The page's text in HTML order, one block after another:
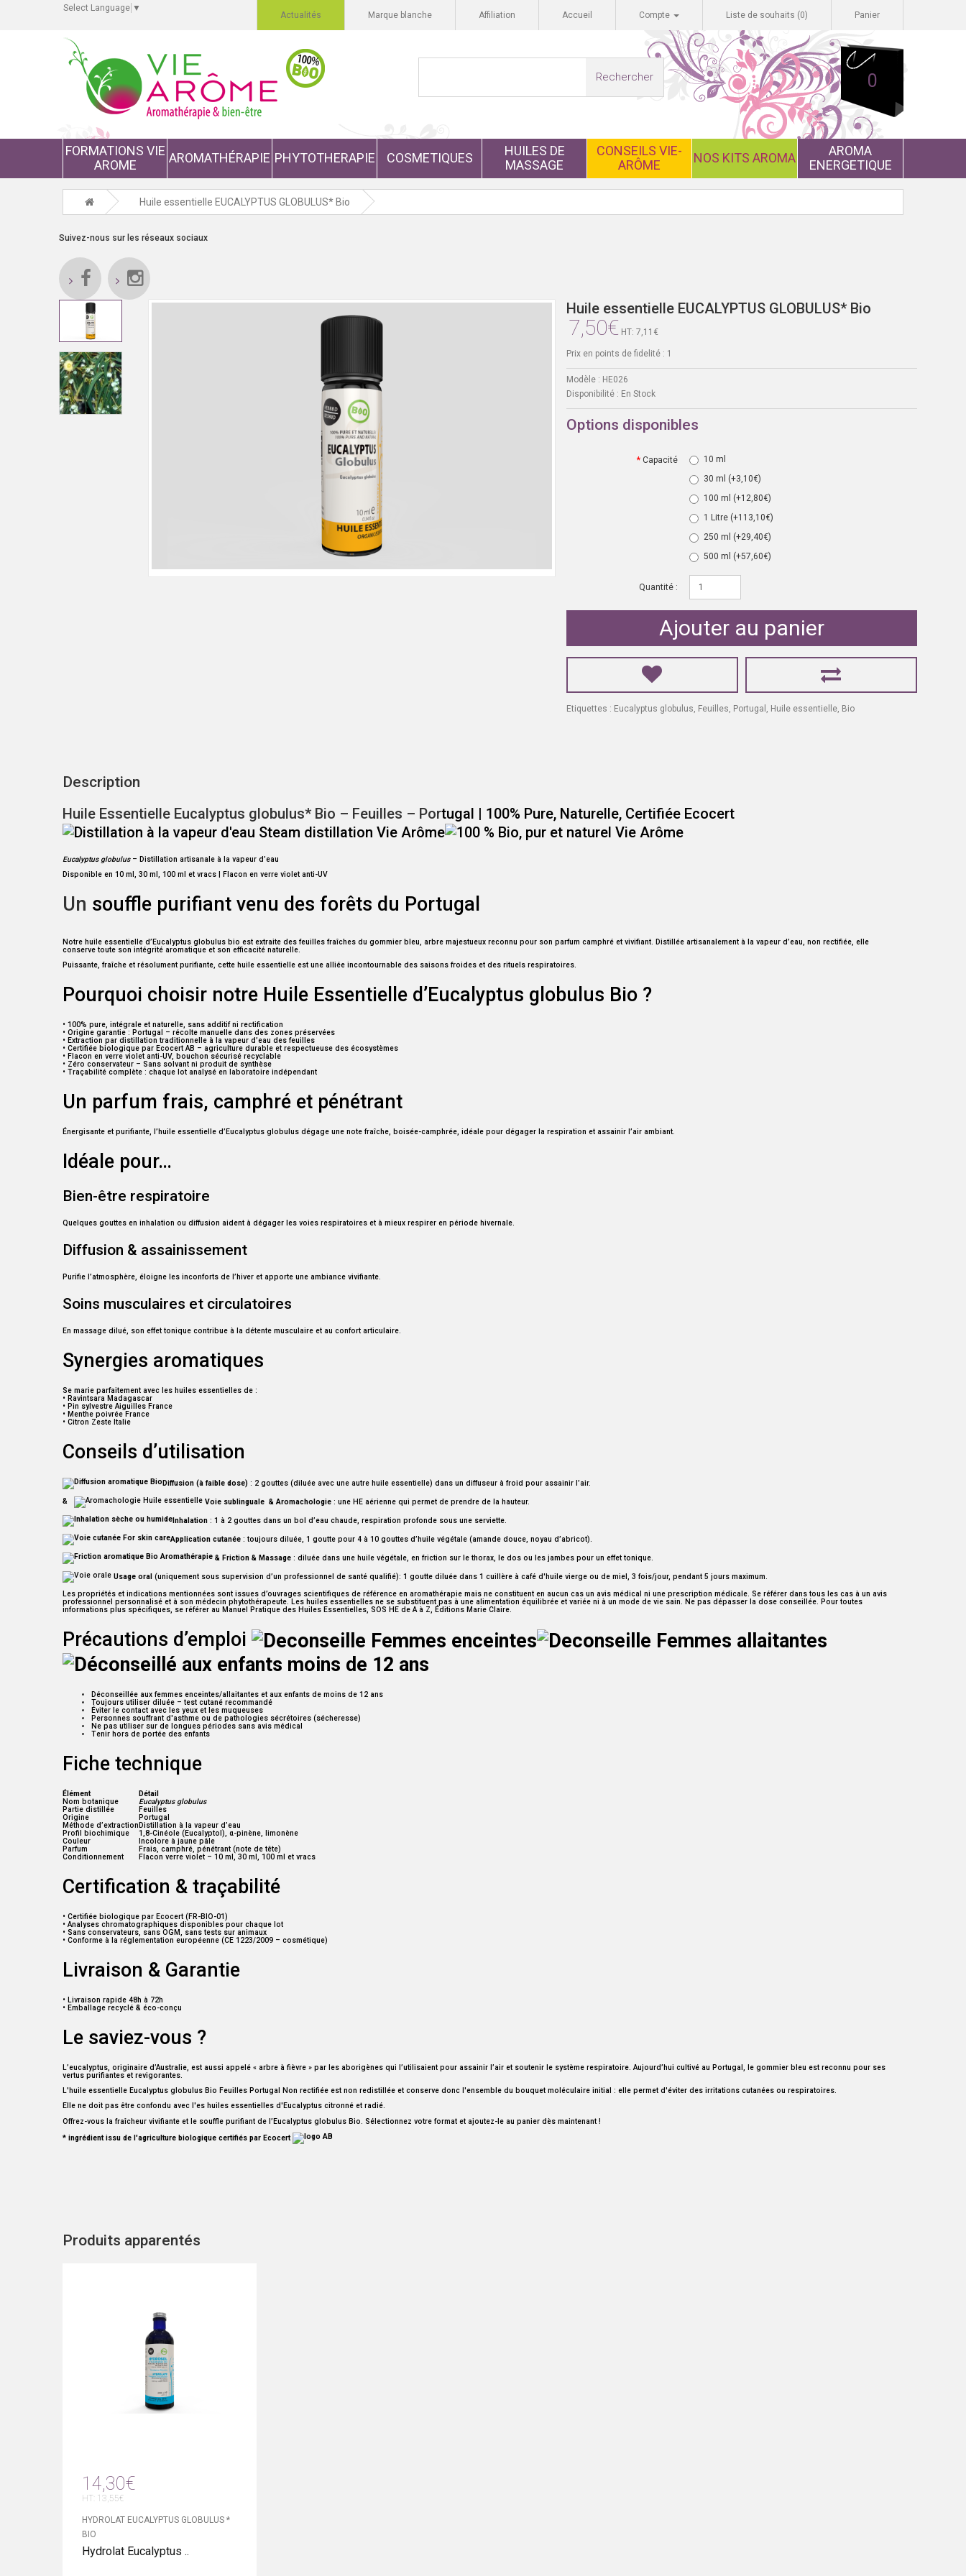
Select Language ▼
Actualités Marque blanche Affiliation Accueil Compte Liste de souhaits (0) Panier
0
Rechercher
FORMATIONS VIE
AROME
AROMATHÉRAPIE PHYTOTHERAPIE COSMETIQUES
HUILES DE
MASSAGE
CONSEILS VIE-
ARÔME
NOS KITS AROMA
AROMA
ENERGETIQUE
Huile essentielle EUCALYPTUS GLOBULUS* Bio
Suivez-nous sur les réseaux sociaux
Huile essentielle EUCALYPTUS GLOBULUS* Bio
7,50€ HT: 7,11€
Prix en points de fidelité : 1
Modèle : HE026
Disponibilité : En Stock
Options disponibles
Capacité
10 ml
30 ml (+3,10€)
100 ml (+12,80€)
1 Litre (+113,10€)
250 ml (+29,40€)
500 ml (+57,60€)
Quantité :
Ajouter au panier
Etiquettes : Eucalyptus globulus, Feuilles, Portugal , Huile essentielle, Bio
Description
Huile Essentielle Eucalyptus globulus* Bio – Feuilles – Portugal | 100% Pure, Naturelle, Certifiée Ecocert
Eucalyptus globulus – Distillation artisanale à la vapeur d’eau
Disponible en 10 ml, 30 ml, 100 ml et vracs | Flacon en verre violet anti-UV
Un souffle purifiant venu des forêts du Portugal
Notre huile essentielle d’Eucalyptus globulus bio est extraite des feuilles fraîches du gommier bleu, arbre majestueux reconnu pour son parfum camphré et vivifiant. Distillée artisanalement à la vapeur d’eau, non rectifiée, elle
conserve toute son intégrité aromatique et son efficacité naturelle.
Puissante, fraîche et résolument purifiante, cette huile essentielle est une alliée incontournable des saisons froides et des rituels respiratoires.
Pourquoi choisir notre Huile Essentielle d’Eucalyptus globulus Bio ?
• 100% pure, intégrale et naturelle, sans additif ni rectification
• Origine garantie : Portugal – récolte manuelle dans des zones préservées
• Extraction par distillation traditionnelle à la vapeur d’eau des feuilles
• Certifiée biologique par Ecocert AB – agriculture durable et respectueuse des écosystèmes
• Flacon en verre violet anti-UV, bouchon sécurisé recyclable
• Zéro conservateur – Sans solvant ni produit de synthèse
• Traçabilité complète : chaque lot analysé en laboratoire indépendant
Un parfum frais, camphré et pénétrant
Énergisante et purifiante, l’huile essentielle d’Eucalyptus globulus dégage une note fraîche, boisée-camphrée, idéale pour dégager la respiration et assainir l’air ambiant.
Idéale pour…
Bien-être respiratoire
Quelques gouttes en inhalation ou diffusion aident à dégager les voies respiratoires et à mieux respirer en période hivernale.
Diffusion & assainissement
Purifie l’atmosphère, éloigne les inconforts de l’hiver et apporte une ambiance vivifiante.
Soins musculaires et circulatoires
En massage dilué, son effet tonique contribue à la détente musculaire et au confort articulaire.
Synergies aromatiques
Se marie parfaitement avec les huiles essentielles de :
• Ravintsara Madagascar
• Pin sylvestre Aiguilles France
• Menthe poivrée France
• Citron Zeste Italie
Conseils d’utilisation
Diffusion (à faible dose) : 2 gouttes (diluée avec une autre huile essentielle) dans un diffuseur à froid pour assainir l’air.
& Voie sublinguale & Aromachologie : une HE aérienne qui permet de prendre de la hauteur.
Inhalation : 1 à 2 gouttes dans un bol d’eau chaude, respiration profonde sous une serviette.
Application cutanée : toujours diluée, 1 goutte pour 4 à 10 gouttes d’huile végétale (amande douce, noyau d’abricot).
& Friction & Massage : diluée dans une huile végétale, en friction sur le thorax, le dos ou les jambes pour un effet tonique.
Usage oral (uniquement sous supervision d’un professionnel de santé qualifié): 1 goutte diluée dans 1 cuillère à café d'huile vierge ou de miel, 3 fois/jour, pendant 5 jours maximum.
Les propriétés et indications mentionnées sont issues d’ouvrages scientifiques de référence en aromathérapie mais ne constituent en aucun cas un avis médical ni une prescription médicale. Se référer dans tous les cas à un avis
professionnel personnalisé et à son médecin phytothérapeute. Les huiles essentielles ne se substituent pas à une alimentation équilibrée et variée ni à un mode de vie sain. Ne pas dépasser la dose conseillée. Pour toutes
informations plus spécifiques, se référer au Manuel Pratique des Huiles Essentielles, SOS HE de A à Z, Éditions Marie Claire.
Précautions d’emploi
Déconseillée aux femmes enceintes/allaitantes et aux enfants de moins de 12 ans
Toujours utiliser diluée – test cutané recommandé
Éviter le contact avec les yeux et les muqueuses
Personnes souffrant d'asthme ou de pathologies sécrétoires (sécheresse)
Ne pas utiliser sur de longues périodes sans avis médical
Tenir hors de portée des enfants
Fiche technique
Élément
Détail
Nom botanique
Eucalyptus globulus
Partie distillée
Feuilles
Origine
Portugal
Méthode d’extraction Distillation à la vapeur d’eau
Profil biochimique
1,8-Cinéole (Eucalyptol), α-pinène, limonène
Couleur
Incolore à jaune pâle
Parfum
Frais, camphré, pénétrant (note de tête)
Conditionnement
Flacon verre violet – 10 ml, 30 ml, 100 ml et vracs
Certification & traçabilité
• Certifiée biologique par Ecocert (FR-BIO-01)
• Analyses chromatographiques disponibles pour chaque lot
• Sans conservateurs, sans OGM, sans tests sur animaux
• Conforme à la réglementation européenne (CE 1223/2009 – cosmétique)
Livraison & Garantie
• Livraison rapide 48h à 72h
• Emballage recyclé & éco-conçu
Le saviez-vous ?
L’eucalyptus, originaire d’Australie, est aussi appelé « arbre à fièvre » par les aborigènes qui l’utilisaient pour assainir l’air et soutenir le système respiratoire. Aujourd’hui cultivé au Portugal, le gommier bleu est reconnu pour ses
vertus purifiantes et revigorantes.
L'huile essentielle Eucalyptus globulus Bio Feuilles Portugal Non rectifiée est non redistillée et conserve donc l'ensemble du bouquet moléculaire initial : elle permet d'éviter des irritations cutanées ou respiratoires.
Elle ne doit pas être confondu avec l'es huiles essentielles d'Eucalyptus citronné et radié.
Offrez-vous la fraîcheur vivifiante et le souffle purifiant de l’Eucalyptus globulus Bio. Sélectionnez votre format et ajoutez-le au panier dès maintenant !
* ingrédient issu de l'agriculture biologique certifiés par Ecocert
Produits apparentés
14,30€
HT: 13,55€
HYDROLAT EUCALYPTUS GLOBULUS *
BIO
Hydrolat Eucalyptus ..